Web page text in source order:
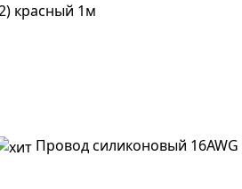
красный 1м
Провод силиконовый 16AWG